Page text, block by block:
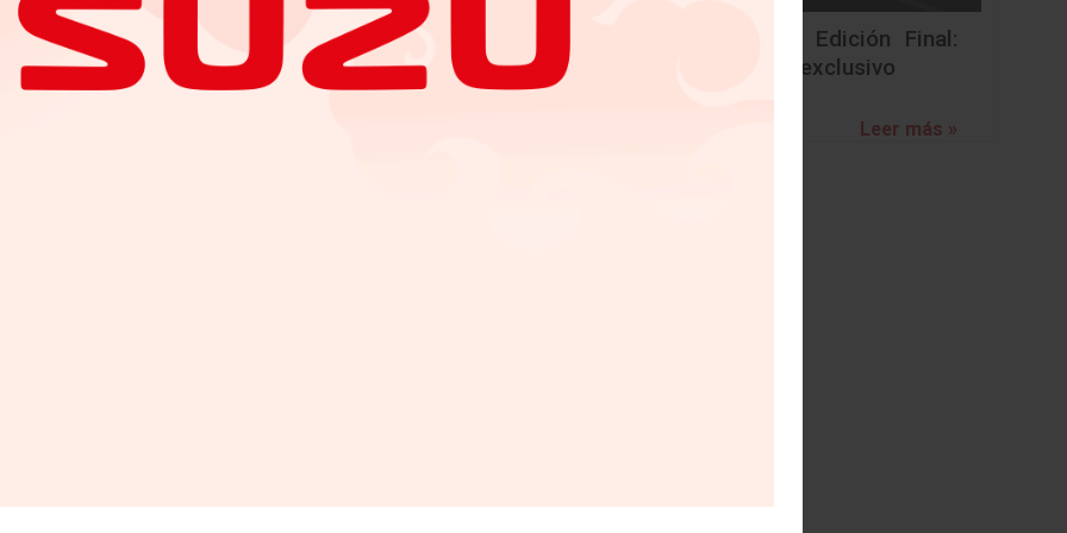
REVISTA DIGITAL/13
BMW Z4 Edición Final:
un adiós exclusivo
Leer más »